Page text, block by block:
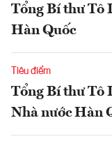
Tổng Bí thư Tô
Hàn Quốc
Tiêu điểm
Tổng Bí thư Tô
Nhà nước Hàn